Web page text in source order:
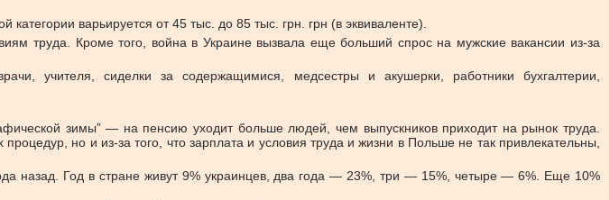
варьируется от 45 тыс. до 85 тыс. грн. грн (в эквиваленте).
труда. Кроме того, война в Украине вызвала еще больший спрос на мужские вакансии из-за
учителя, сиделки за содержащимися, медсестры и акушерки, работники бухгалтерии,
зимы” — на пенсию уходит больше людей, чем выпускников приходит на рынок труда.
но и из-за того, что зарплата и условия труда и жизни в Польше не так привлекательны,
назад. Год в стране живут 9% украинцев, два года — 23%, три — 15%, четыре — 6%. Еще 10%